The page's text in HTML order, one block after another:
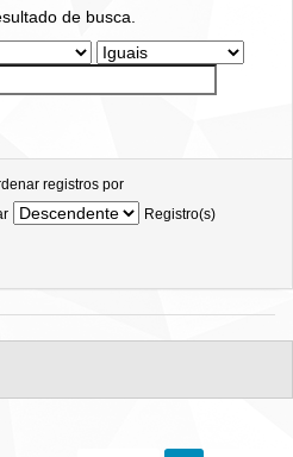
de busca.
registros por
Registro(s)